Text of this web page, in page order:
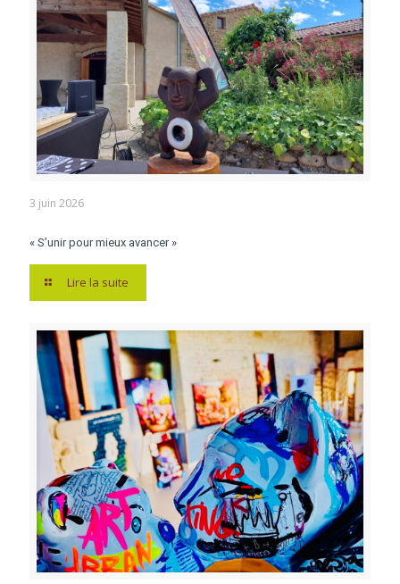
3 juin 2026
« S’unir pour mieux avancer »
Lire la suite